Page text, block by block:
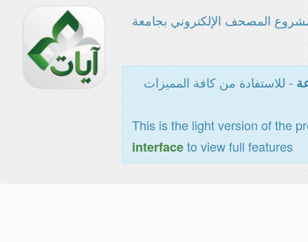
المصحف الإلكتروني بجامعة
- للاستفادة من كافة المميزات
This is the light version of the
interfaceto view full features